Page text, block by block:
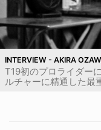
INTERVIEW - AKIRA
T19初のプロライダー
ルチャーに精通した最